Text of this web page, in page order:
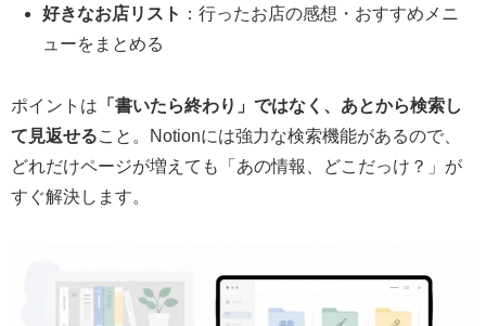
好きなお店リスト ：行ったお店の感想・おすすめメニ
ューをまとめる
ポイントは 「書いたら終わり」ではなく、あとから検索し
て見返せること。Notionには強力な検索機能があるので、
どれだけページが増えても「あの情報、どこだっけ？」が
すぐ解決します。